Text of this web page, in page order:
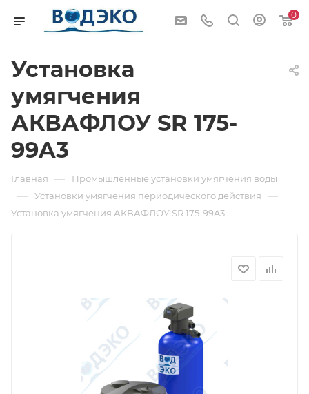
0
Установка
умягчения
АКВАФЛОУ SR 175-
99A3
Главная — Промышленные установки умягчения воды
— Установки умягчения периодического действия —
Установка умягчения АКВАФЛОУ SR 175-99A3